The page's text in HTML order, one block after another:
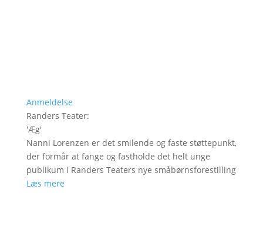
Anmeldelse
Randers Teater:
'Æg'
Nanni Lorenzen er det smilende og faste støttepunkt,
der formår at fange og fastholde det helt unge
publikum i Randers Teaters nye småbørnsforestilling
Læs mere